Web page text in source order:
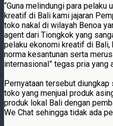
“Guna melindungi para
kreatif di Bali kami jajaran
toko nakal di wilayah Benoa
agent dari Tiongkok yang
pelaku ekonomi kreatif di
norma kesantunan serta
internasional” tegas pria yang
Pernyataan tersebut
toko yang menjual produk
produk lokal Bali dengan
We Chat sehingga tidak ada